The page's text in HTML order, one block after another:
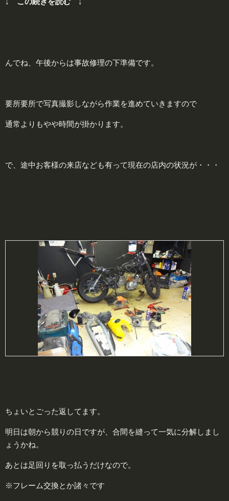
んでね、午後からは事故修理の下準備です。
要所要所で写真撮影しながら作業を進めていきますので
通常よりもやや時間が掛かります。
で、途中お客様の来店なども有って現在の店内の状況が・・・
ちょいとごった返してます。
明日は朝から競りの日ですが、合間を縫って一気に分解しまし
ょうかね。
あとは足回りを取っ払うだけなので。
※フレーム交換とか諸々です